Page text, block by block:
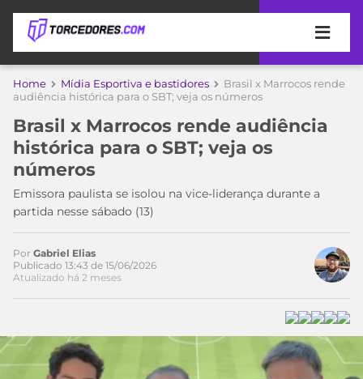
APOSTAS
DE
APOSTA
MELHORES
SITES
DE
APOSTAS
2026
BETBOOM
COPA
DO
MUNDO
TIMES
MEU
TIME
PALMEIRAS
CAMPEONATOS
SÉRIE
A
ESPORTIVA
Home Mídia Esportiva e bastidores
Brasil x Marrocos rende
audiência histórica para o SBT; veja os números
Brasil x Marrocos rende audiência
histórica para o SBT; veja os
números
Emissora paulista se isolou na vice-liderança durante a
partida nesse sábado (13)
Por Gabriel Elias
Publicado 13:43 de 15/06/2026
Atualizado há 2 meses